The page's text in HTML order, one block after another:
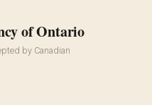
of Ontario
by Canadian